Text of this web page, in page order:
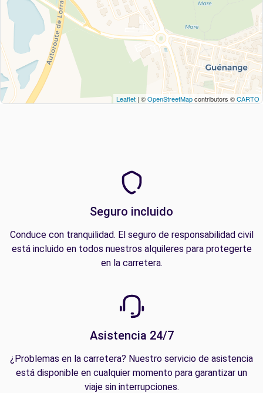
Leaflet | ©OpenStreetMapcontributors ©CARTO
Seguro incluido
Conduce con tranquilidad. El seguro de responsabilidad civil
está incluido en todos nuestros alquileres para protegerte
en la carretera.
Asistencia 24/7
¿Problemas en la carretera? Nuestro servicio de asistencia
está disponible en cualquier momento para garantizar un
viaje sin interrupciones.